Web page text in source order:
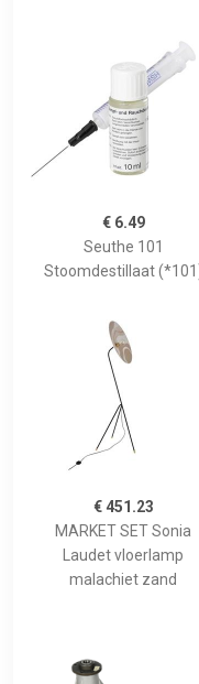
€ 6.49
Seuthe 101
Stoomdestillaat
€ 451.23
MARKET SET Sonia
Laudet vloerlamp
malachiet zand